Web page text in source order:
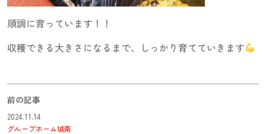
順調に育っています！！
収穫できる大きさになるまで、しっかり育てていきます
前の記事
2024.11.14
グループホーム城南